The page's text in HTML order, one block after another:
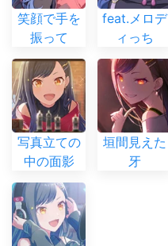
笑顔で手を
振って
feat.メロデ
ィっち
写真立ての
中の面影
垣間見えた
牙